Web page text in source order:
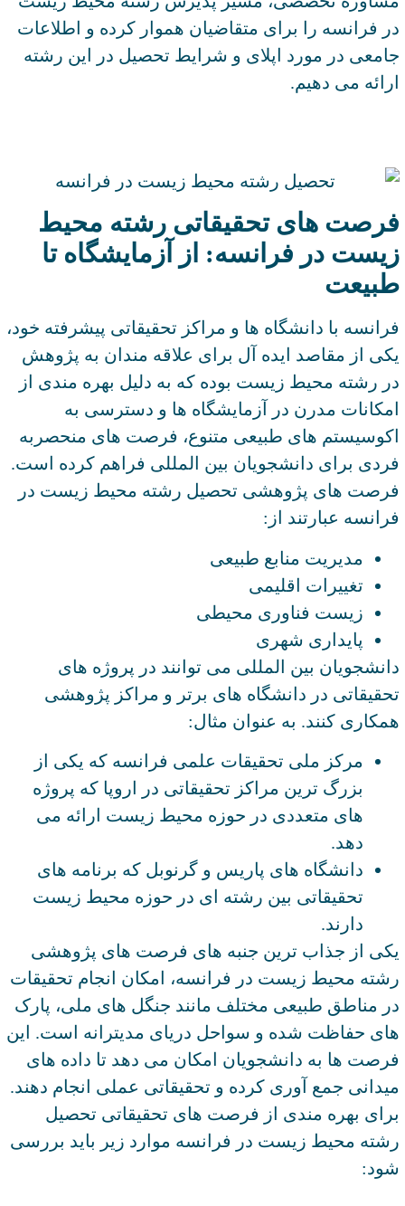
در فرانسه را برای متقاضیان هموار کرده و اطلاعات
جامعی در مورد اپلای و شرایط تحصیل در این رشته
ارائه می دهیم.
فرصت های تحقیقاتی رشته محیط
زیست در فرانسه: از آزمایشگاه تا
طبیعت
فرانسه با دانشگاه ها و مراکز تحقیقاتی پیشرفته خود،
یکی از مقاصد ایده آل برای علاقه مندان به پژوهش
در رشته محیط زیست بوده که به دلیل بهره مندی از
امکانات مدرن در آزمایشگاه ها و دسترسی به
اکوسیستم های طبیعی متنوع، فرصت های منحصربه
فردی برای دانشجویان بین المللی فراهم کرده است.
فرصت های پژوهشی تحصیل رشته محیط زیست در
فرانسه عبارتند از:
مدیریت منابع طبیعی
تغییرات اقلیمی
زیست فناوری محیطی
پایداری شهری
دانشجویان بین المللی می توانند در پروژه های
تحقیقاتی در دانشگاه های برتر و مراکز پژوهشی
همکاری کنند. به عنوان مثال:
مرکز ملی تحقیقات علمی فرانسه که یکی از
بزرگ ترین مراکز تحقیقاتی در اروپا که پروژه
های متعددی در حوزه محیط زیست ارائه می
دهد.
دانشگاه های پاریس و گرنوبل که برنامه های
تحقیقاتی بین رشته ای در حوزه محیط زیست
دارند.
یکی از جذاب ترین جنبه های فرصت های پژوهشی
رشته محیط زیست در فرانسه، امکان انجام تحقیقات
در مناطق طبیعی مختلف مانند جنگل های ملی، پارک
های حفاظت شده و سواحل دریای مدیترانه است. این
فرصت ها به دانشجویان امکان می دهد تا داده های
میدانی جمع آوری کرده و تحقیقاتی عملی انجام دهند.
برای بهره مندی از فرصت های تحقیقاتی تحصیل
رشته محیط زیست در فرانسه موارد زیر باید بررسی
شود: